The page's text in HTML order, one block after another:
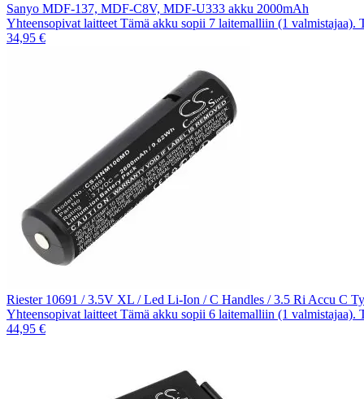
Sanyo MDF-137, MDF-C8V, MDF-U333 akku 2000mAh
Yhteensopivat laitteet Tämä akku sopii 7 laitemalliin (1 valmistajaa).
34,95 €
Riester 10691 / 3.5V XL / Led Li-Ion / C Handles / 3.5 Ri Accu C
Yhteensopivat laitteet Tämä akku sopii 6 laitemalliin (1 valmistajaa).
44,95 €